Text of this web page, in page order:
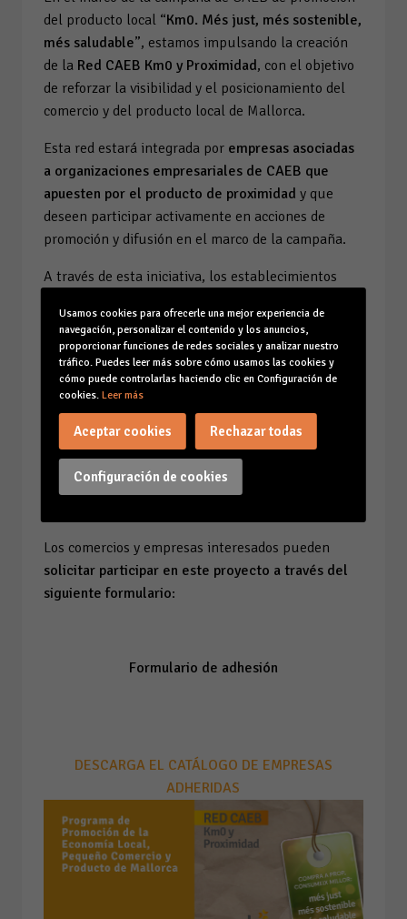
del producto local “Km0. Més just, més sostenible,
més saludable”, estamos impulsando la creación
de la Red CAEB Km0 y Proximidad, con el objetivo
de reforzar la visibilidad y el posicionamiento del
comercio y del producto local de Mallorca.
Esta red estará integrada por empresas asociadas
a organizaciones empresariales de CAEB que
apuesten por el producto de proximidad y que
deseen participar activamente en acciones de
promoción y difusión en el marco de la campaña.
A través de esta iniciativa, los establecimientos
• Obtener visibilidad
• Participar en acciones promocionales y de
dinamización (muestras, degustaciones, presencia
en eventos empresariales, participación en
podcasts y/o microespacios audiovisuales..)
• Asociar su actividad a una campaña vinculada a
valores de sostenibilidad, proximidad y calidad
Los comercios y empresas interesados pueden
solicitar participar en este proyecto a través del
siguiente formulario:
Formulario de adhesión
DESCARGA EL CATÁLOGO DE EMPRESAS
ADHERIDAS
Usamos cookies para ofrecerle una mejor experiencia de
navegación, personalizar el contenido y los anuncios,
proporcionar funciones de redes sociales y analizar nuestro
tráfico. Puedes leer más sobre cómo usamos las cookies y
cómo puede controlarlas haciendo clic en Configuración de
cookies. Leer más
Configuración de cookies
Aceptar cookies Rechazar todas